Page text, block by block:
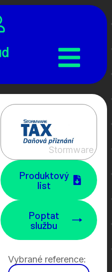
Stormware
Produktový
list
Poptat
službu
Vybrané reference: